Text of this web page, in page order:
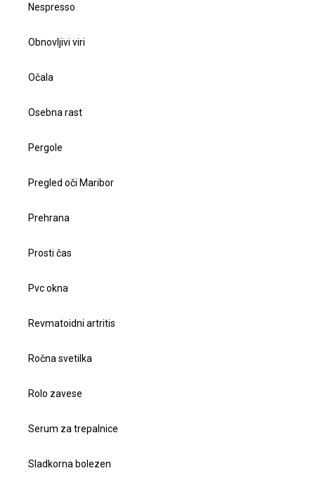
Nespresso
Obnovljivi viri
Očala
Osebna rast
Pergole
Pregled oči Maribor
Prehrana
Prosti čas
Pvc okna
Revmatoidni artritis
Ročna svetilka
Rolo zavese
Serum za trepalnice
Sladkorna bolezen